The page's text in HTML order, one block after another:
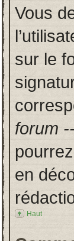
Vous
sur le
forum
en
Haut